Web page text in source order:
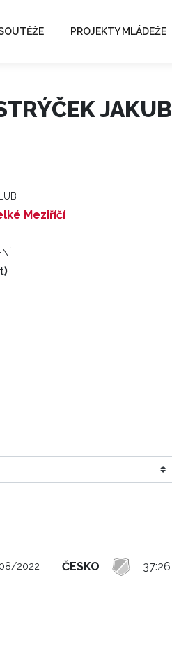
PROJEKTY MLÁDEŽE
JAKUB
Meziříčí
2022 ČESKO 37:26